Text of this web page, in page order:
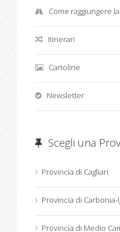
Come raggiungere
Itinerari
Cartoline
Newsletter
Scegli una
Provincia di Cagliari
Provincia di Carbonia-
Provincia di Medio